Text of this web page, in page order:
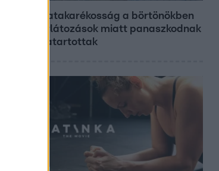
Energiatakarékosság a börtönökben
is – korlátozások miatt panaszkodnak
a fogvatartottak